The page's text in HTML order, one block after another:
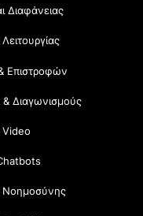
Διαφάνειας
Επιστροφών
& Διαγωνισμούς
Νοημοσύνης